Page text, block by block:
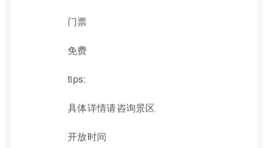
门票
免费
tips:
具体详情请咨询景区
开放时间